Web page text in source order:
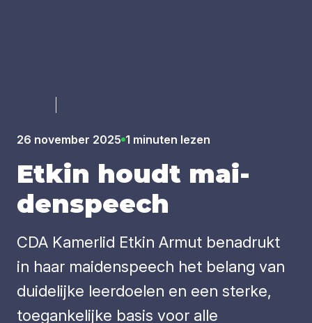
26 november 2025 1 minuten lezen
Etkin houdt mai­
den­speech
CDA Kamerlid Etkin Armut benadrukt
in haar maidenspeech het belang van
duidelijke leerdoelen en een sterke,
toegankelijke basis voor alle